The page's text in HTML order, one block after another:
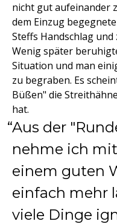
nicht gut aufeinander
dem Einzug
Steffs Handschlag
Wenig später
Situation und man
zu begraben. Es
Büßen" die
hat.
Aus der
nehme ich
einem guten
einfach mehr
viele Dinge